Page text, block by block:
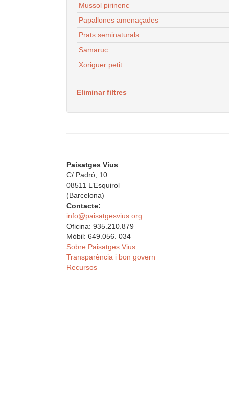
Mussol pirinenc
Papallones amenaçades
Prats seminaturals
Samaruc
Xoriguer petit
Eliminar filtres
Paisatges Vius
C/ Padró, 10
08511 L’Esquirol
(Barcelona)
Contacte:
info@paisatgesvius.org
Oficina: 935.210.879
Mòbil: 649.056. 034
Sobre Paisatges Vius
Transparència i bon govern
Recursos